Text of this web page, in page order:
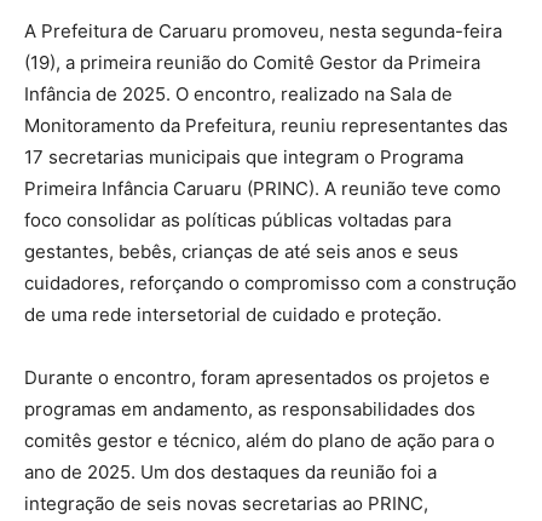
A Prefeitura de Caruaru promoveu, nesta segunda-feira
(19), a primeira reunião do Comitê Gestor da Primeira
Infância de 2025. O encontro, realizado na Sala de
Monitoramento da Prefeitura, reuniu representantes das
17 secretarias municipais que integram o Programa
Primeira Infância Caruaru (PRINC). A reunião teve como
foco consolidar as políticas públicas voltadas para
gestantes, bebês, crianças de até seis anos e seus
cuidadores, reforçando o compromisso com a construção
de uma rede intersetorial de cuidado e proteção.
Durante o encontro, foram apresentados os projetos e
programas em andamento, as responsabilidades dos
comitês gestor e técnico, além do plano de ação para o
ano de 2025. Um dos destaques da reunião foi a
integração de seis novas secretarias ao PRINC,